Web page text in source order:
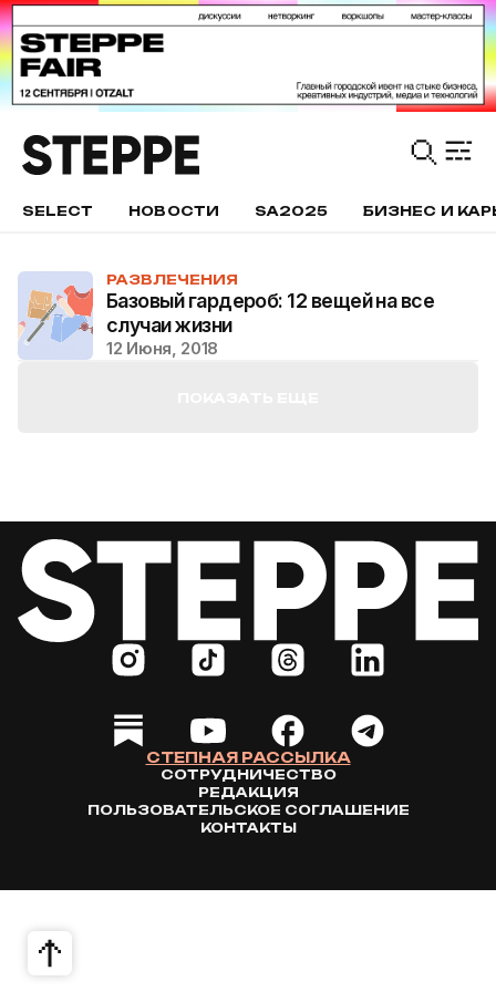
SELECT НОВОСТИ SA2025 БИЗНЕС И
РАЗВЛЕЧЕНИЯ
Базовый гардероб: 12 вещей на все
случаи жизни
12 Июня, 2018
СТЕПНАЯ РАССЫЛКА
СОТРУДНИЧЕСТВО
РЕДАКЦИЯ
ПОЛЬЗОВАТЕЛЬСКОЕ СОГЛАШЕНИЕ
КОНТАКТЫ